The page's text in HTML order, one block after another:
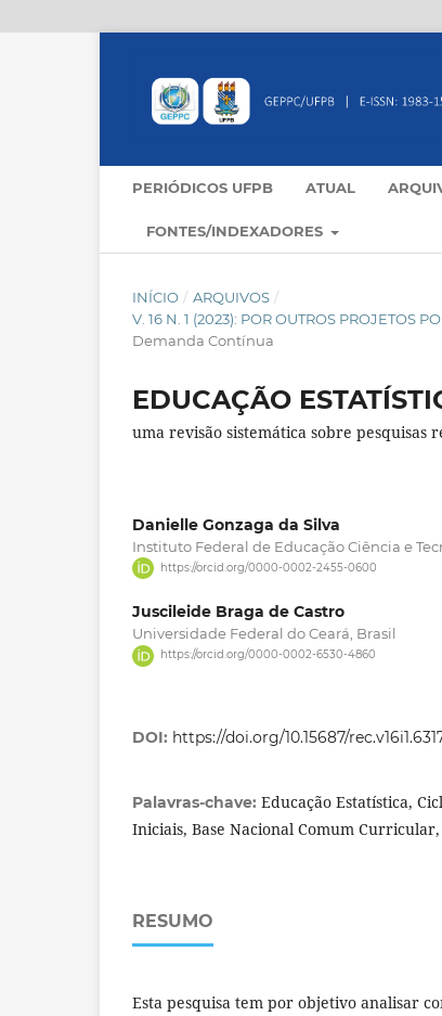
PERIÓDICOS UFPB ATUAL
FONTES/INDEXADORES
INÍCIO / ARQUIVOS /
V. 16 N. 1 (2023): POR OUTROS PROJETOS
Demanda Contínua
EDUCAÇÃO
uma revisão sistemática sobre pesquisas
Danielle Gonzaga da Silva
Instituto Federal de Educação Ciência e
https://orcid.org/0000-0002-2455-0600
Juscileide Braga de Castro
Universidade Federal do Ceará, Brasil
https://orcid.org/0000-0002-6530-4860
DOI: https://doi.org/10.15687/
Palavras-chave: Educação Estatística,
Iniciais, Base Nacional Comum
RESUMO
Esta pesquisa tem por objetivo analisar